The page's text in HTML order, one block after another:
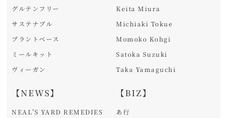
グルテンフリー
サステナブル
プラントベース
ミールキット
ヴィーガン
【NEWS】
NEAL'S YARD REMEDIES
Keita Miura
Michiaki Tokue
Momoko Kohgi
Satoka Suzuki
Taka Yamaguchi
【BIZ】
あ行